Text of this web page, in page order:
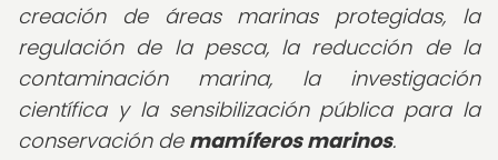
creación de áreas marinas protegidas, la
regulación de la pesca, la reducción de la
contaminación marina, la investigación
científica y la sensibilización pública para la
conservación de mamíferos marinos.